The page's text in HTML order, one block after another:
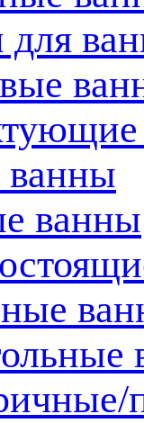
для
ванны
ванны